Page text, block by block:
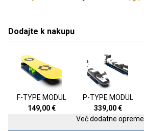
Dodajte k nakupu
F-TYPE MODUL
149,00€
P-TYPE MODUL
339,00€
Več dodatne opreme